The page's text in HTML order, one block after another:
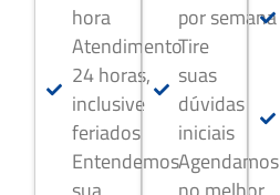
hora
Atendimento
24 horas,
inclusive
feriados
Entendemos
por semana
Tire
suas
dúvidas
iniciais
Agendamos